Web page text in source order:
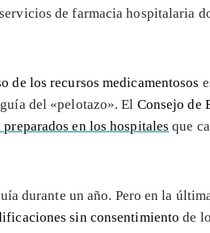
de farmacia hospitalaria
de los recursos medicamentosos
del «pelotazo». El Consejo de
en los hospitales que
durante un año. Pero en la
sin consentimiento de